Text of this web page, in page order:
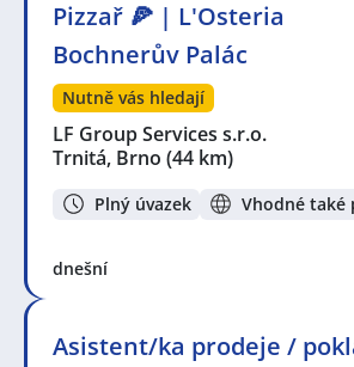
Pizzař 🍕 | L'Osteria
Bochnerův Palác
Nutně vás hledají
LF Group Services s.r.o.
Trnitá, Brno (44 km)
Plný úvazek Vhodné také
dnešní
Asistent/ka prodeje /